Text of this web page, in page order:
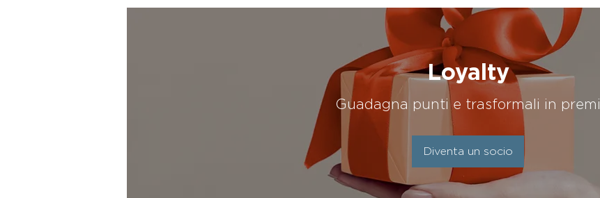
Loyalty
Guadagna punti e trasformali in premi
Diventa un socio